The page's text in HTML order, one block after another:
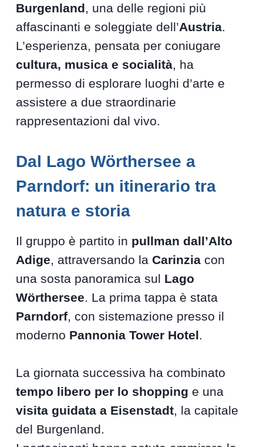
Burgenland, una delle regioni più
affascinanti e soleggiate dell’Austria.
L’esperienza, pensata per coniugare
cultura, musica e socialità, ha
permesso di esplorare luoghi d’arte e
assistere a due straordinarie
rappresentazioni dal vivo.
Dal Lago Wörthersee a
Parndorf: un itinerario tra
natura e storia
Il gruppo è partito in pullman dall’Alto
Adige, attraversando laCarinzia con
una sosta panoramica sul Lago
Wörthersee. La prima tappa è stata
Parndorf, con sistemazione presso il
moderno Pannonia Tower Hotel.
La giornata successiva ha combinato
tempo libero per lo shopping e una
visita guidata a Eisenstadt, la capitale
del Burgenland.